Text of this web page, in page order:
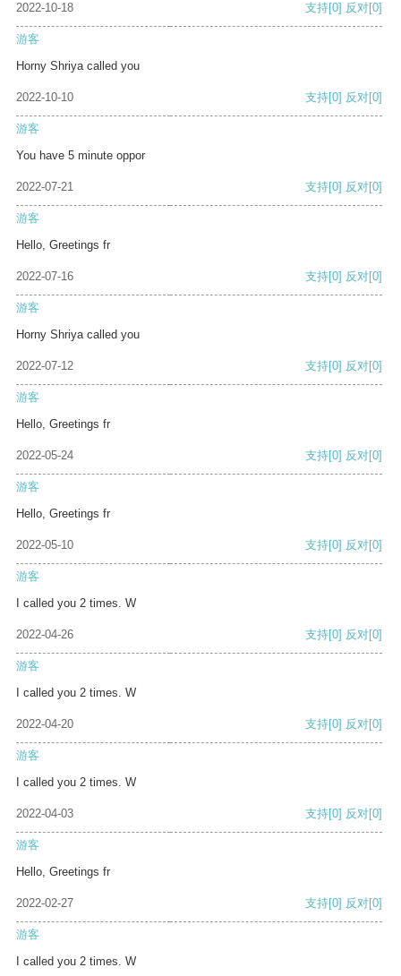
2022-10-18 支持[0] 反对[0]
游客
Horny Shriya called you
2022-10-10 支持[0] 反对[0]
游客
You have 5 minute oppor
2022-07-21 支持[0] 反对[0]
游客
Hello, Greetings fr
2022-07-16 支持[0] 反对[0]
游客
Horny Shriya called you
2022-07-12 支持[0] 反对[0]
游客
Hello, Greetings fr
2022-05-24 支持[0] 反对[0]
游客
Hello, Greetings fr
2022-05-10 支持[0] 反对[0]
游客
I called you 2 times. W
2022-04-26 支持[0] 反对[0]
游客
I called you 2 times. W
2022-04-20 支持[0] 反对[0]
游客
I called you 2 times. W
2022-04-03 支持[0] 反对[0]
游客
Hello, Greetings fr
2022-02-27 支持[0] 反对[0]
游客
I called you 2 times. W